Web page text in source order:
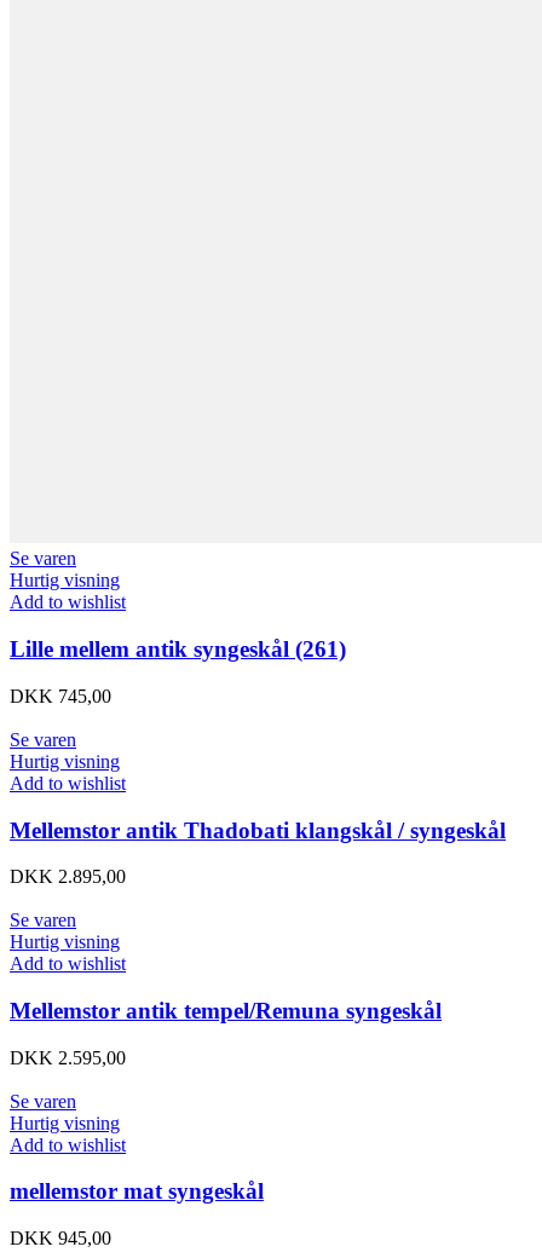
Se varen
Hurtig visning
Add to wishlist
Lille mellem antik syngeskål (261)
DKK 745,00
Se varen
Hurtig visning
Add to wishlist
Mellemstor antik Thadobati klangskål / syngeskål
DKK 2.895,00
Se varen
Hurtig visning
Add to wishlist
Mellemstor antik tempel/Remuna syngeskål
DKK 2.595,00
Se varen
Hurtig visning
Add to wishlist
mellemstor mat syngeskål
DKK 945,00